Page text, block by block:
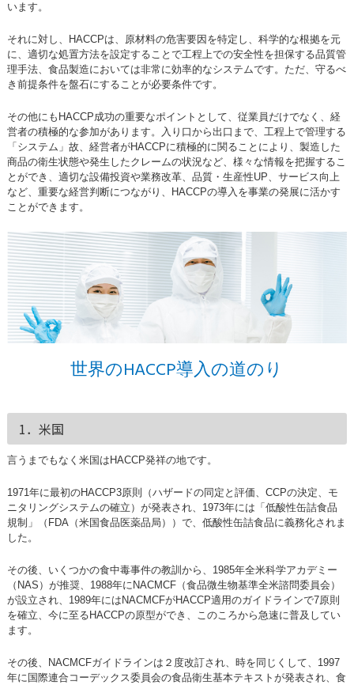
います。
それに対し、HACCPは、原材料の危害要因を特定し、科学的な根拠を元
に、適切な処置方法を設定することで工程上での安全性を担保する品質管
理手法、食品製造においては非常に効率的なシステムです。ただ、守るべ
き前提条件を盤石にすることが必要条件です。
その他にもHACCP成功の重要なポイントとして、従業員だけでなく、経
営者の積極的な参加があります。入り口から出口まで、工程上で管理する
「システム」故、経営者がHACCPに積極的に関ることにより、製造した
商品の衛生状態や発生したクレームの状況など、様々な情報を把握するこ
とができ、適切な設備投資や業務改革、品質・生産性UP、サービス向上
など、重要な経営判断につながり、HACCPの導入を事業の発展に活かす
ことができます。
世界のHACCP導入の道のり
1．米国
言うまでもなく米国はHACCP発祥の地です。
1971年に最初のHACCP3原則（ハザードの同定と評価、CCPの決定、モ
ニタリングシステムの確立）が発表され、1973年には「低酸性缶詰食品
規制」（FDA（米国食品医薬品局））で、低酸性缶詰食品に義務化されま
した。
その後、いくつかの食中毒事件の教訓から、1985年全米科学アカデミー
（NAS）が推奨、1988年にNACMCF（食品微生物基準全米諮問委員会）
が設立され、1989年にはNACMCFがHACCP適用のガイドラインで7原則
を確立、今に至るHACCPの原型ができ、このころから急速に普及してい
ます。
その後、NACMCFガイドラインは２度改訂され、時を同じくして、1997
年に国際連合コーデックス委員会の食品衛生基本テキストが発表され、食